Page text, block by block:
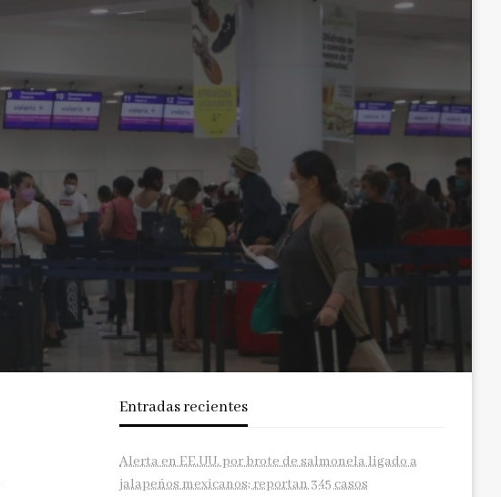
Entradas recientes
Alerta en EE.UU. por brote de salmonela ligado a
jalapeños mexicanos; reportan 345 casos